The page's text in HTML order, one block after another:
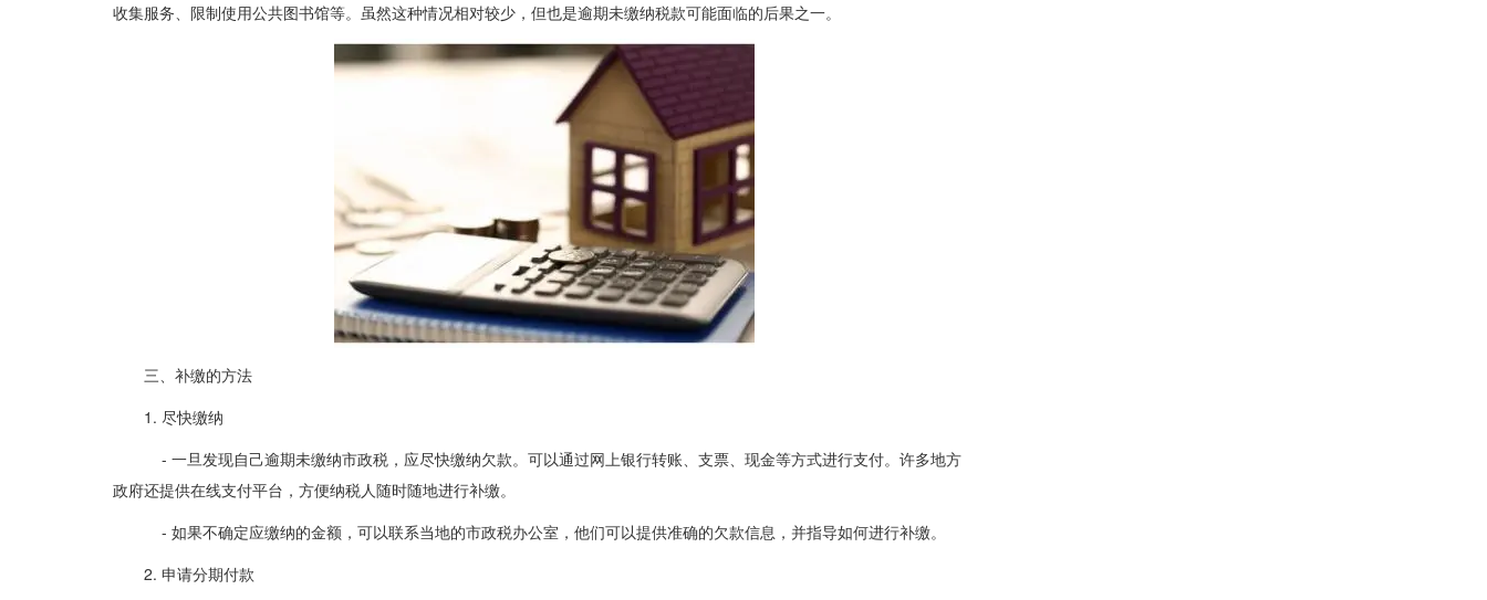
收集服务、限制使用公共图书馆等。虽然这种情况相对较少，但也是逾期未缴纳税款可能面临的后果之一。
三、补缴的方法
1. 尽快缴纳
- 一旦发现自己逾期未缴纳市政税，应尽快缴纳欠款。可以通过网上银行转账、支票、现金等方式进行支付。许多地方
政府还提供在线支付平台，方便纳税人随时随地进行补缴。
- 如果不确定应缴纳的金额，可以联系当地的市政税办公室，他们可以提供准确的欠款信息，并指导如何进行补缴。
2. 申请分期付款